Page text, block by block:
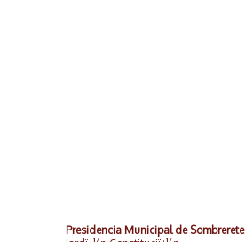
Presidencia Municipal de Sombrerete